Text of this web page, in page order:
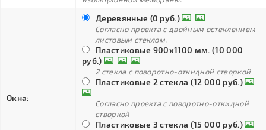
Окна:
Деревянные (0 руб.)
Согласно проекта с двойным остеклением
листовым стеклом.
Пластиковые 900х1100 мм. (10 000
руб.)
2 стекла с поворотно-откидной створкой
Пластиковые 2 стекла (12 000 руб.)
Согласно проекта с поворотно-откидной
створкой
Пластиковые 3 стекла (15 000 руб.)